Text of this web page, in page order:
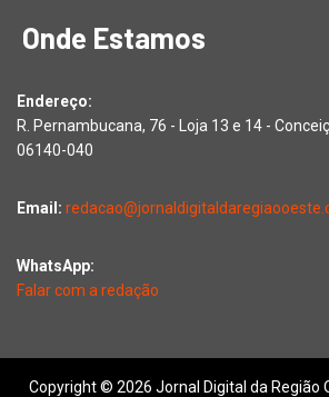
Onde Estamos
Endereço:
R. Pernambucana, 76 - Loja 13 e 14 -
06140-040
Email:
WhatsApp:
Falar com a redação
Copyright © 2026 Jornal Digital da Região